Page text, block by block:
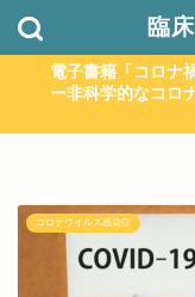
臨
電子書籍「コロナ
ー非科学的なコロ
コロナウイルス感染症